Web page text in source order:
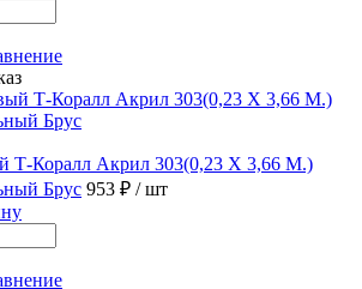
Т-Коралл Акрил 303(0,23 Х 3,66 М.)
Брус 953 ₽ / шт